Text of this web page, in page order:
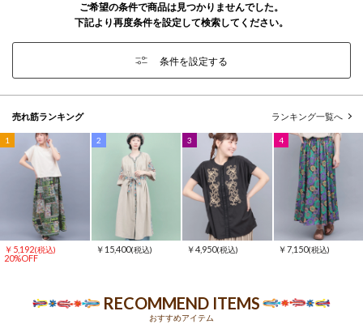
ご希望の条件で商品は見つかりませんでした。
下記より再度条件を設定して検索してください。
条件を設定する
売れ筋ランキング ランキング一覧へ
1
￥5,192(税込)
20%OFF
2
￥15,400(税込)
3
￥4,950(税込)
4
￥7,150(税込)
RECOMMEND ITEMS
おすすめアイテム